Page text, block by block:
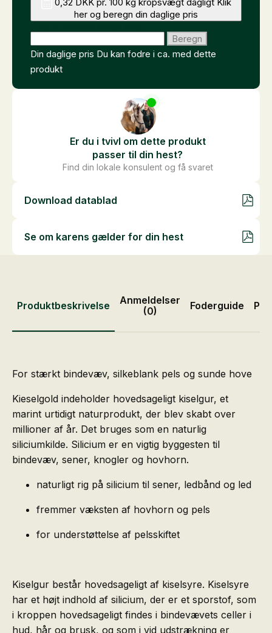
her og beregn din daglige pris
Beregn
Din daglige pris Du kan fodre i ca. med dette
produkt
Er du i tvivl om dette produkt
passer til din hest?
Find din lokale konsulent og få svaret
Download datablad
Se om karens gælder for din hest
Produktbeskrivelse
Anmeldelser
(0)
Foderguide
For stærkt bindevæv, silkeblank pels og sunde hove
Kieselgold indeholder hovedsageligt kiselgur, et
marint urtidigt naturprodukt, der blev skabt over
millioner af år. Det bruges som en naturlig
siliciumkilde. Silicium er en vigtig byggesten til
bindevæv, sener, knogler og hovhorn.
naturligt rig på silicium til sener, ledbånd og led
fremmer væksten af hovhorn og pels
for understøttelse af pelsskiftet
Kiselgur består hovedsageligt af kiselsyre. Kiselsyre
har et højt indhold af silicium, der er et sporstof, som
i kroppen hovedsageligt findes i bindevævets celler i
hud, hår og brusk, og som i vid udstrækning er